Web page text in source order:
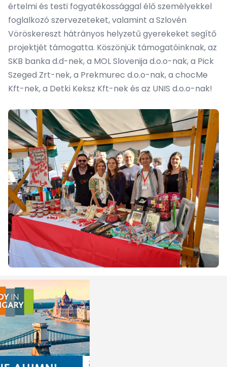
értelmi és testi fogyatékossággal élő személyekkel
foglalkozó szervezeteket, valamint a Szlovén
Vöröskereszt hátrányos helyzetű gyerekeket segítő
projektjét támogatta. Köszönjük támogatóinknak, az
SKB banka d.d-nek, a MOL Slovenija d.o.o-nak, a Pick
Szeged Zrt-nek, a Prekmurec d.o.o-nak, a chocMe
Kft-nek, a Detki Keksz Kft-nek és az UNIS d.o.o-nak!